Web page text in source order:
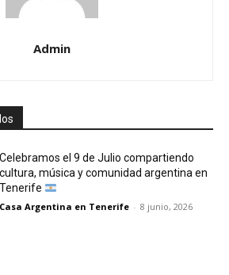
Admin
Celebramos el 9 de Julio compartiendo
cultura, música y comunidad argentina en
Tenerife
Casa Argentina en Tenerife - 8 junio, 2026